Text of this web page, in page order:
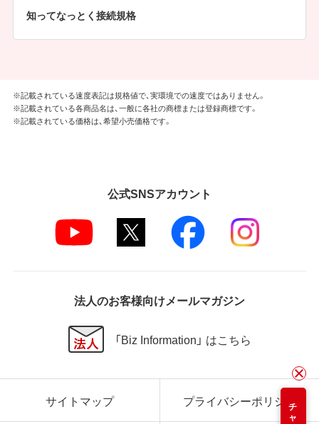
知ってなっとく接続規格
※記載されている速度表記は規格値で、実環境での速度ではありません。
※記載されている各商品名は、一般に各社の商標または登録商標です。
※記載されている価格は、希望小売価格です。
公式SNSアカウント
法人のお客様向けメールマガジン
「Biz Information」 はこちら
サイトマップ プライバシーポリシー